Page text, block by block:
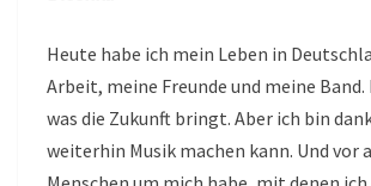
Heute habe ich mein Leben in
Arbeit, meine Freunde und meine
was die Zukunft bringt. Aber ich bin
weiterhin Musik machen kann. Und vor